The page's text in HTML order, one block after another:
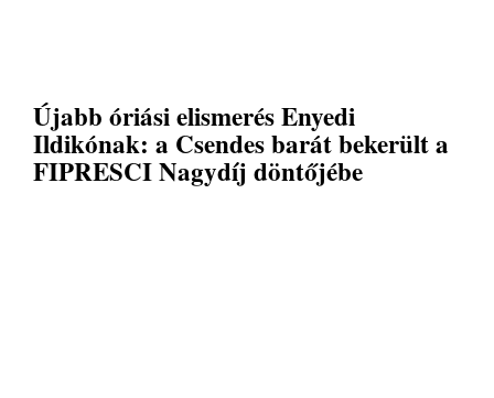
Újabb óriási elismerés Enyedi
Ildikónak: a Csendes barát bekerült a
FIPRESCI Nagydíj döntőjébe